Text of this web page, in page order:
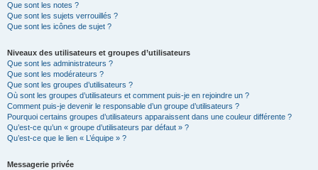
Que sont les notes ?
Que sont les sujets verrouillés ?
Que sont les icônes de sujet ?
Niveaux des utilisateurs et groupes d’utilisateurs
Que sont les administrateurs ?
Que sont les modérateurs ?
Que sont les groupes d’utilisateurs ?
Où sont les groupes d’utilisateurs et comment puis-je en rejoindre un ?
Comment puis-je devenir le responsable d’un groupe d’utilisateurs ?
Pourquoi certains groupes d’utilisateurs apparaissent dans une couleur différente ?
Qu’est-ce qu’un « groupe d’utilisateurs par défaut » ?
Qu’est-ce que le lien « L’équipe » ?
Messagerie privée